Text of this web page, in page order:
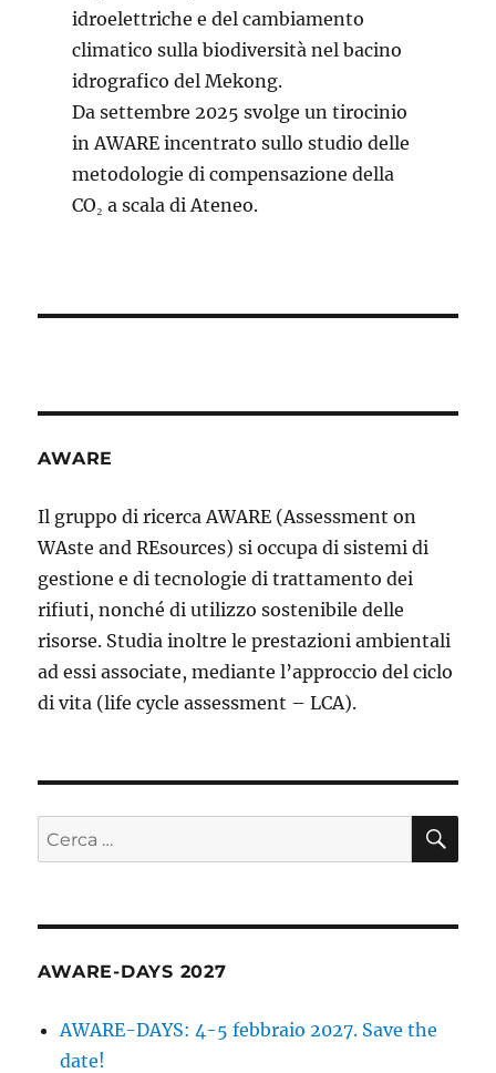
idroelettriche e del cambiamento
climatico sulla biodiversità nel bacino
idrografico del Mekong.
Da settembre 2025 svolge un tirocinio
in AWARE incentrato sullo studio delle
metodologie di compensazione della
CO₂ a scala di Ateneo.
AWARE
Il gruppo di ricerca AWARE (Assessment on
WAste and REsources) si occupa di sistemi di
gestione e di tecnologie di trattamento dei
rifiuti, nonché di utilizzo sostenibile delle
risorse. Studia inoltre le prestazioni ambientali
ad essi associate, mediante l’approccio del ciclo
di vita (life cycle assessment – LCA).
Cerca:
AWARE-DAYS 2027
AWARE-DAYS: 4-5 febbraio 2027. Save the
date!